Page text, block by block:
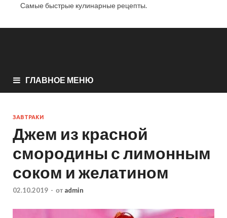
Самые быстрые кулинарные рецепты.
ГЛАВНОЕ МЕНЮ
ЗАВТРАКИ
Джем из красной
смородины с лимонным
соком и желатином
02.10.2019 - от admin